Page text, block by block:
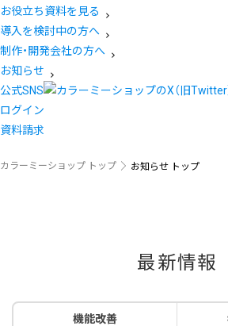
お役立ち資料を見る
導入を検討中の方へ
制作・開発会社の方へ
お知らせ
公式SNS
ログイン
資料請求
カラーミーショップ トップ お知らせ トップ
最新情報
機能改善